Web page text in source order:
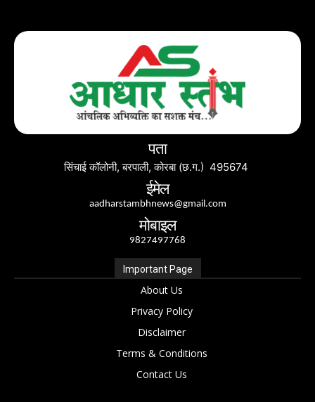
पता
सिंचाई कॉलोनी, बरपाली, कोरबा (छ.ग.) 495674
ईमेल
aadharstambhnews@gmail.com
मोबाइल
9827497768
Important Page
About Us
Privacy Policy
Disclaimer
Terms & Conditions
Contact Us